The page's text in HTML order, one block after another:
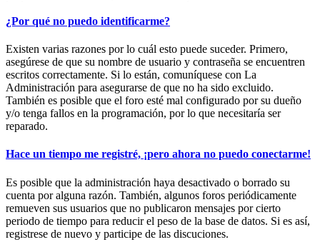
¿Por qué no puedo identificarme?
Existen varias razones por lo cuál esto puede suceder. Primero,
asegúrese de que su nombre de usuario y contraseña se encuentren
escritos correctamente. Si lo están, comuníquese con La
Administración para asegurarse de que no ha sido excluido.
También es posible que el foro esté mal configurado por su dueño
y/o tenga fallos en la programación, por lo que necesitaría ser
reparado.
Hace un tiempo me registré, ¡pero ahora no puedo conectarme!
Es posible que la administración haya desactivado o borrado su
cuenta por alguna razón. También, algunos foros periódicamente
remueven sus usuarios que no publicaron mensajes por cierto
periodo de tiempo para reducir el peso de la base de datos. Si es así,
registrese de nuevo y participe de las discuciones.